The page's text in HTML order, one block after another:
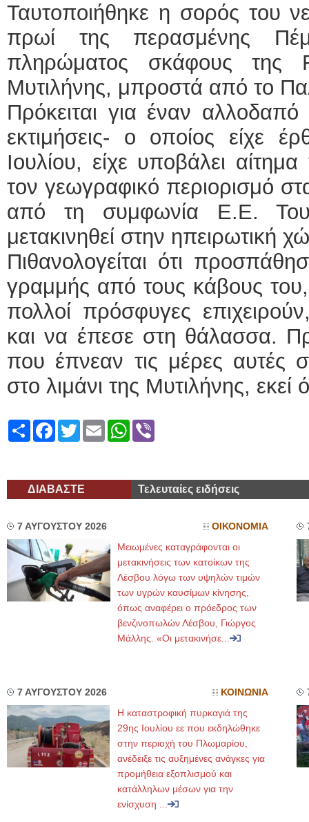
Ταυτοποιήθηκε η σορός του
πρωί της περασμένης
πληρώματος σκάφους της
Μυτιλήνης, μπροστά από το
Πρόκειται για έναν
εκτιμήσεις- ο οποίος είχε
Ιουλίου, είχε υποβάλει
τον γεωγραφικό περιορισμό
από τη συμφωνία Ε.Ε.
μετακινηθεί στην ηπειρωτική
Πιθανολογείται ότι
γραμμής από τους κάβους
πολλοί πρόσφυγες
και να έπεσε στη θάλασσα.
που έπνεαν τις μέρες αυτές
στο λιμάνι της Μυτιλήνης,
ShareFacebook
TwitterEmailWhatsApp
ΔΙΑΒΑΣΤΕ Τελευταίες ειδήσεις
7 ΑΥΓΟΥΣΤΟΥ 2026 ΟΙΚΟΝΟΜΙΑ
Μειωμένες καταγράφονται οι
μετακινήσεις των κατοίκων της
Λέσβου λόγω των υψηλών τιμών
των υγρών καυσίμων κίνησης,
όπως αναφέρει ο πρόεδρος των
βενζινοπωλών Λέσβου, Γιώργος
Μάλλης. «Οι μετακινήσε...
7 ΑΥΓΟΥΣΤΟΥ 2026 ΚΟΙΝΩΝΙΑ
Η καταστροφική πυρκαγιά της
29ης Ιουλίου εε που εκδηλώθηκε
στην περιοχή του Πλωμαρίου,
ανέδειξε τις αυξημένες ανάγκες για
προμήθεια εξοπλισμού και
κατάλληλων μέσων για την
ενίσχυση ...